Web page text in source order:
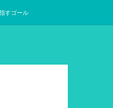
すゴール